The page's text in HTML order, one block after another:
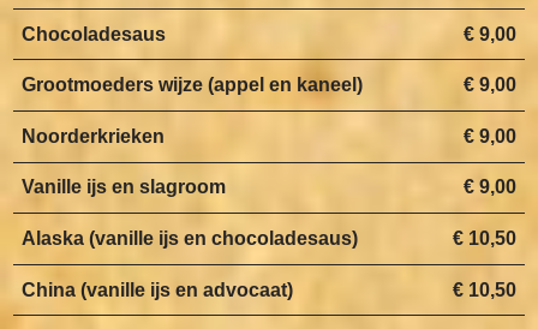
€ 9,00
Chocoladesaus
€ 9,00
Grootmoeders wijze (appel en kaneel)
€ 9,00
Noorderkrieken
€ 9,00
Vanille ijs en slagroom
€ 10,50
Alaska (vanille ijs en chocoladesaus)
€ 10,50
China (vanille ijs en advocaat)